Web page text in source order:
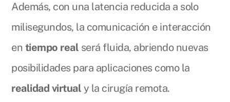
Además, con una latencia reducida a solo
milisegundos, la comunicación e interacción
en tiempo real será fluida, abriendo nuevas
posibilidades para aplicaciones como la
realidad virtual y la cirugía remota.